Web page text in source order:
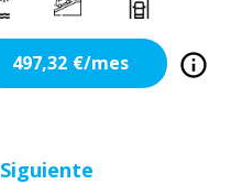
497,32 €/mes
Siguiente